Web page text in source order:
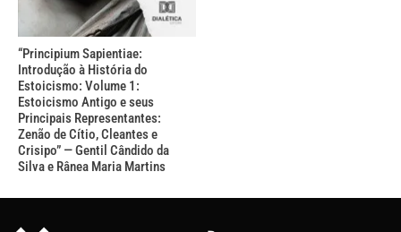
“Principium Sapientiae:
Introdução à História do
Estoicismo: Volume 1:
Estoicismo Antigo e seus
Principais Representantes:
Zenão de Cítio, Cleantes e
Crisipo” — Gentil Cândido da
Silva e Rânea Maria Martins